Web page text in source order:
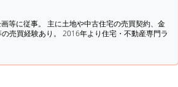
等に従事。 主に土地や中古住宅の売買契約、金
売買経験あり。 2016年より住宅・不動産専門ラ